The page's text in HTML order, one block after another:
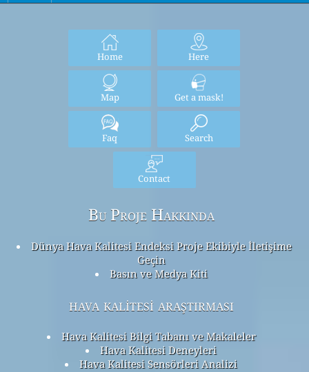
Home Here
Map Get a mask!
Faq Search
Contact
Bu Proje Hakkında
Dünya Hava Kalitesi Endeksi Proje Ekibiyle İletişime
Geçin
Basın ve Medya Kiti
hava kalitesi araştırması
Hava Kalitesi Bilgi Tabanı ve Makaleler
Hava Kalitesi Deneyleri
Hava Kalitesi Sensörleri Analizi